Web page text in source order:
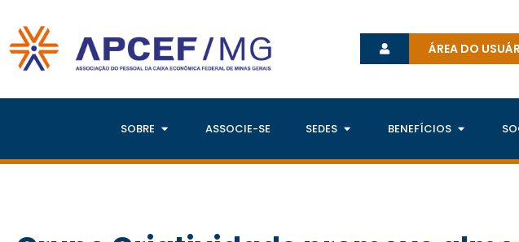
ÁREA DO
SOBRE ASSOCIE-SE SEDES BENEFÍCIOS